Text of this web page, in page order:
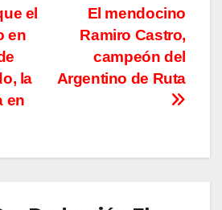
El mendocino
Ramiro Castro,
campeón del
Argentino de Ruta
el
en
la
en